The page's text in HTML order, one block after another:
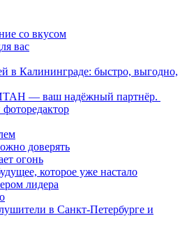
со вкусом
вас
в Калининграде: быстро, выгодно,
— ваш надёжный партнёр.
доверять
огонь
которое уже настало
лидера
в Санкт-Петербурге и